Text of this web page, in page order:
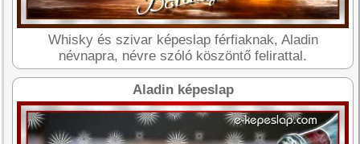
Whisky és szivar képeslap férfiaknak, Aladin
névnapra, névre szóló köszöntő felirattal.
Aladin képeslap